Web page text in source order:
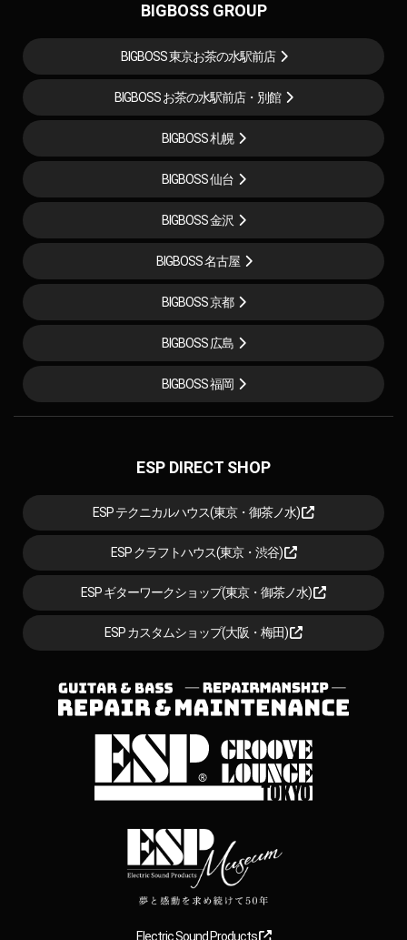
BIGBOSS GROUP
BIGBOSS 東京お茶の水駅前店
BIGBOSS お茶の水駅前店・別館
BIGBOSS 札幌
BIGBOSS 仙台
BIGBOSS 金沢
BIGBOSS 名古屋
BIGBOSS 京都
BIGBOSS 広島
BIGBOSS 福岡
ESP DIRECT SHOP
ESP テクニカルハウス(東京・御茶ノ水)
ESP クラフトハウス(東京・渋谷)
ESP ギターワークショップ(東京・御茶ノ水)
ESP カスタムショップ(大阪・梅田)
Electric Sound Products